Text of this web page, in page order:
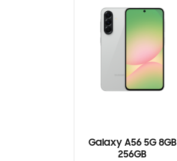
Galaxy A56 5G 8GB
256GB